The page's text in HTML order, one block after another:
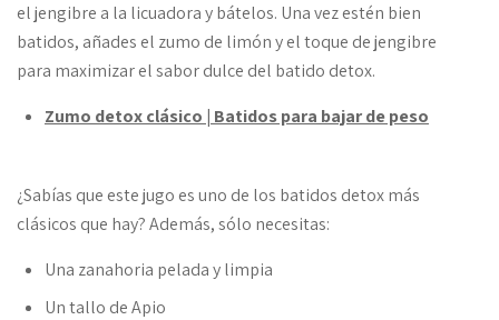
el jengibre a la licuadora y bátelos. Una vez estén bien
batidos, añades el zumo de limón y el toque de jengibre
para maximizar el sabor dulce del batido detox.
Zumo detox clásico | Batidos para bajar de peso
¿Sabías que este jugo es uno de los batidos detox más
clásicos que hay? Además, sólo necesitas:
Una zanahoria pelada y limpia
Un tallo de Apio